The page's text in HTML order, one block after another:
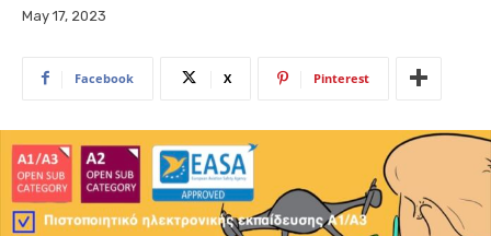
May 17, 2023
Facebook X Pinterest